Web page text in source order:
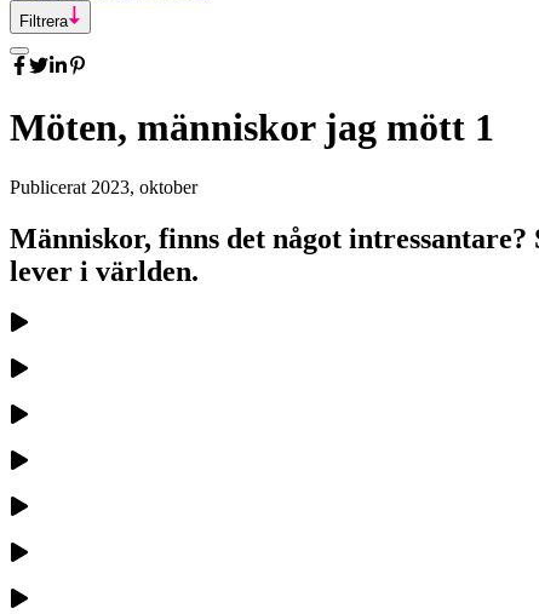
Filtrera
Möten, människor jag mött 1
Publicerat 2023, oktober
Människor, finns det något
lever i världen.